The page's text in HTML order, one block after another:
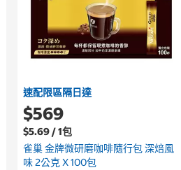
速配限區隔日達
$569
$5.69 / 1包
雀巢 金牌微研磨咖啡隨行包 深焙風
味 2公克 X 100包